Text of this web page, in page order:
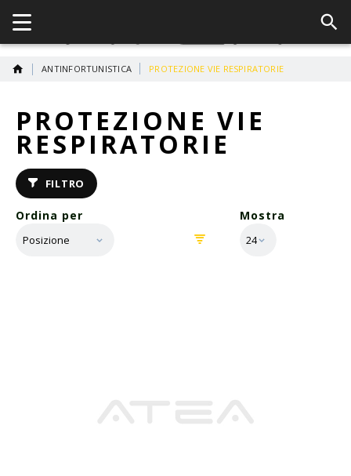
ANTINFORTUNISTICA PROTEZIONE VIE RESPIRATORIE
PROTEZIONE VIE
RESPIRATORIE
FILTRO
Ordina per Mostra